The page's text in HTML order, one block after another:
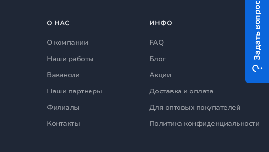
Задать вопрос
О НАС
О компании
Наши работы
Вакансии
Наши партнеры
Филиалы
Контакты
ИНФО
FAQ
Блог
Акции
Доставка и оплата
Для оптовых покупателей
Политика конфиденциальности